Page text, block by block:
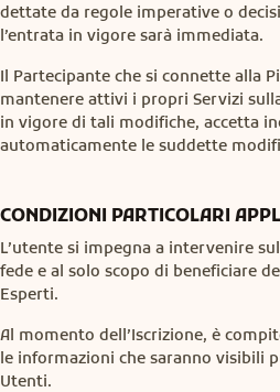
dettate da regole imperative o
l’entrata in vigore sarà immediata.
Il Partecipante che si connette alla
mantenere attivi i propri Servizi
in vigore di tali modifiche, accetta
automaticamente le suddette
CONDIZIONI PARTICOLARI
L’utente si impegna a intervenire
fede e al solo scopo di beneficiare
Esperti.
Al momento dell’Iscrizione, è
le informazioni che saranno visibili
Utenti.